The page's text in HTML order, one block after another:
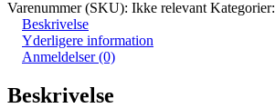
Varenummer (SKU): Ikke relevant Kategorier:
Beskrivelse
Yderligere information
Anmeldelser (0)
Beskrivelse